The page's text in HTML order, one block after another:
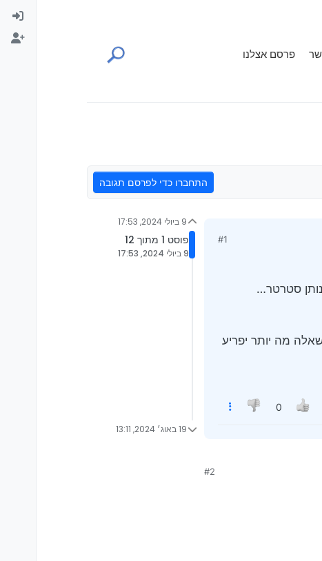
פרסם אצלנו
התחברו כדי לפרסם תגובה
#1
סטרטר…
מה יותר יפריע
0
יפריע למכירה, להשאיר
#2
9 ביולי 2024, 17:53
פוסט 1 מתוך 12
9 ביולי 2024, 17:53
19 באוג׳ 2024, 13:11